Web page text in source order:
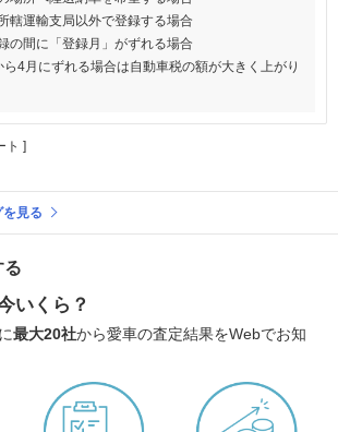
轄運輸支局以外で登録する場合
の間に「登録月」がずれる場合
ら4月にずれる場合は自動車税の額が大きく上がり
ト ]
を見る
る
いくら？
に最大20社から愛車の査定結果をWebでお知